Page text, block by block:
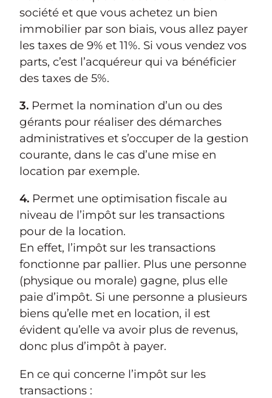
société et que vous achetez un bien
immobilier par son biais, vous allez payer
les taxes de 9% et 11%. Si vous vendez vos
parts, c’est l’acquéreur qui va bénéficier
des taxes de 5%.
3. Permet la nomination d’un ou des
gérants pour réaliser des démarches
administratives et s’occuper de la gestion
courante, dans le cas d’une mise en
location par exemple.
4. Permet une optimisation fiscale au
niveau de l’impôt sur les transactions
pour de la location.
En effet, l’impôt sur les transactions
fonctionne par pallier. Plus une personne
(physique ou morale) gagne, plus elle
paie d’impôt. Si une personne a plusieurs
biens qu’elle met en location, il est
évident qu’elle va avoir plus de revenus,
donc plus d’impôt à payer.
En ce qui concerne l’impôt sur les
transactions :